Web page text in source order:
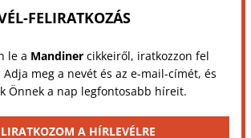
FELIRATKOZÁS
le a Mandinercikkeiről, iratkozzon fel
meg a nevét és az e-mail-címét, és
Önnek a nap legfontosabb híreit.
A HÍRLEVÉLRE